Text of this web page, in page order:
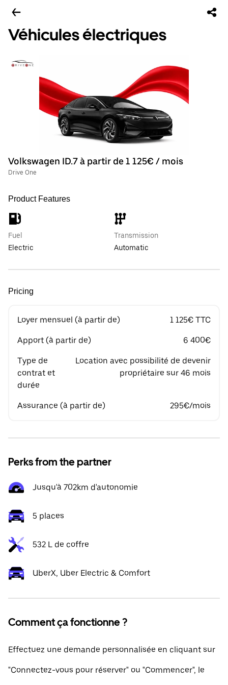
Véhicules électriques
Volkswagen ID.7 à partir de 1 125€ / mois
Drive One
Product Features
Fuel
Electric
Transmission
Automatic
Pricing
Loyer mensuel (à partir de) 1 125€ TTC
Apport (à partir de) 6 400€
Type de
contrat et
durée
Location avec possibilité de devenir
propriétaire sur 46 mois
Assurance (à partir de) 295€/mois
Perks from the partner
Jusqu'à 702km d'autonomie
5 places
532 L de coffre
UberX, Uber Electric & Comfort
Comment ça fonctionne ?
Effectuez une demande personnalisée en cliquant sur
"Connectez-vous pour réserver" ou "Commencer", le